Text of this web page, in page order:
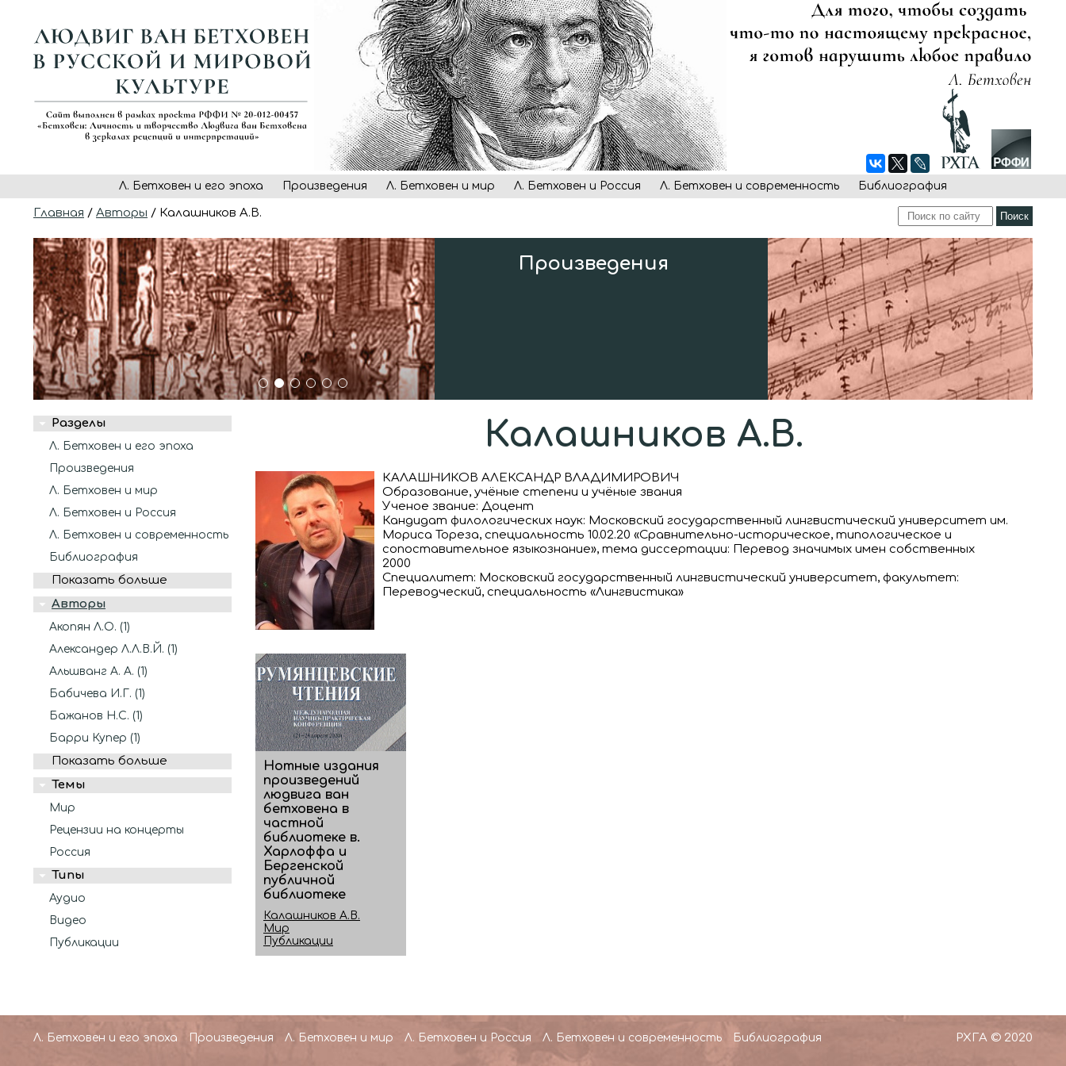
Л. Бетховен и его эпоха Произведения Л. Бетховен и мир Л. Бетховен и Россия Л. Бетховен и современность Библиография
Главная / Авторы / Калашников А.В.
Произведения
1 3 4 5 6
Разделы
Л. Бетховен и его эпоха
Произведения
Л. Бетховен и мир
Л. Бетховен и Россия
Л. Бетховен и современность
Библиография
Показать больше
Авторы
Акопян Л.О. (1)
Александер Л.Л.В.Й. (1)
Альшванг А. А. (1)
Бабичева И.Г. (1)
Бажанов Н.С. (1)
Барри Купер (1)
Показать больше
Темы
Мир
Рецензии на концерты
Россия
Типы
Аудио
Видео
Публикации
Калашников А.В.
КАЛАШНИКОВ АЛЕКСАНДР ВЛАДИМИРОВИЧ
Образование, учёные степени и учёные звания
Ученое звание: Доцент
Кандидат филологических наук: Московский государственный лингвистический университет им.
Мориса Тореза, специальность 10.02.20 «Сравнительно-историческое, типологическое и
сопоставительное языкознание», тема диссертации: Перевод значимых имен собственных
2000
Специалитет: Московский государственный лингвистический университет, факультет:
Переводческий, специальность «Лингвистика»
Нотные издания
произведений
людвига ван
бетховена в
частной
библиотеке в.
Харлоффа и
Бергенской
публичной
библиотеке
Калашников А.В.
Мир
Публикации
Л. Бетховен и его эпоха Произведения Л. Бетховен и мир Л. Бетховен и Россия Л. Бетховен и современность Библиография РХГА © 2020